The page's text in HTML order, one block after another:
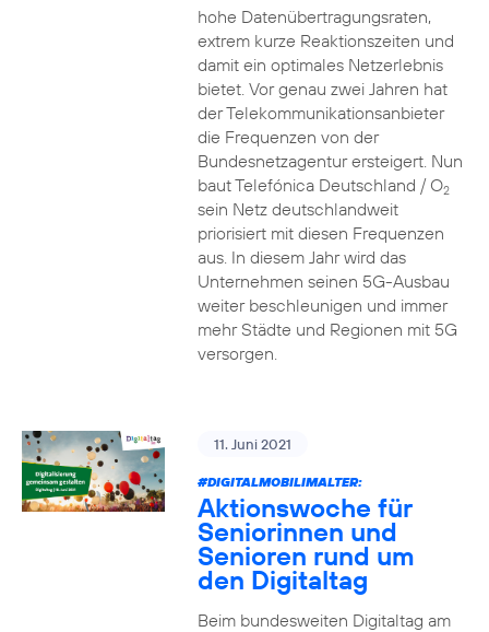
hohe Datenübertragungsraten,
extrem kurze Reaktionszeiten und
damit ein optimales Netzerlebnis
bietet. Vor genau zwei Jahren hat
der Telekommunikationsanbieter
die Frequenzen von der
Bundesnetzagentur ersteigert. Nun
baut Telefónica Deutschland / O2
sein Netz deutschlandweit
priorisiert mit diesen Frequenzen
aus. In diesem Jahr wird das
Unternehmen seinen 5G-Ausbau
weiter beschleunigen und immer
mehr Städte und Regionen mit 5G
versorgen.
11. Juni 2021
#DIGITALMOBILIMALTER:
Aktionswoche für
Seniorinnen und
Senioren rund um
den Digitaltag
Beim bundesweiten Digitaltag am